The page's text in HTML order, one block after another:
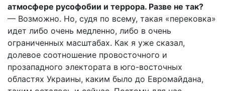
атмосфере русофобии и террора. Разве не так?
— Возможно. Но, судя по всему, такая «перековка»
идет либо очень медленно, либо в очень
ограниченных масштабах. Как я уже сказал,
долевое соотношение провосточного и
прозападного электората в юго-восточных
областях Украины, каким было до Евромайдана,